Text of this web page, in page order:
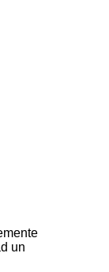
un